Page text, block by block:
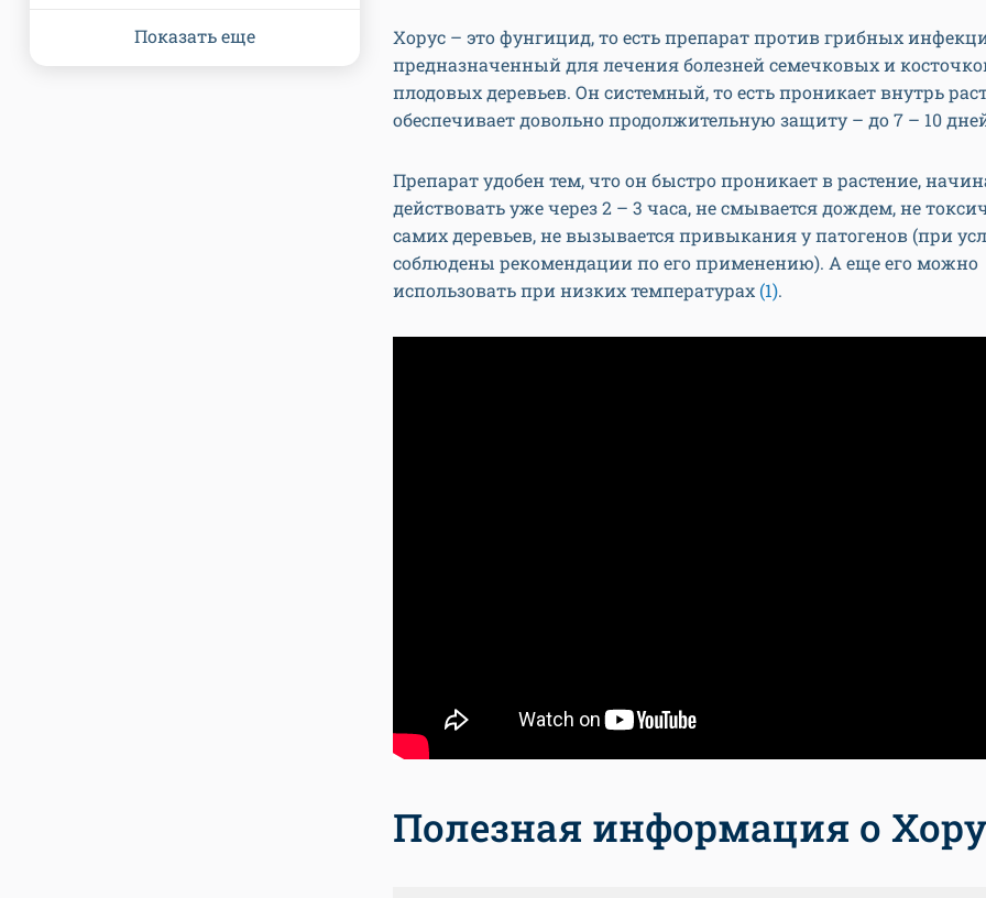
Хорус – это фунгицид, то есть препарат против грибных
предназначенный для лечения болезней семечковых и
плодовых деревьев. Он системный, то есть проникает внутрь
обеспечивает довольно продолжительную защиту – до 7 – 10
Препарат удобен тем, что он быстро проникает в растение,
действовать уже через 2 – 3 часа, не смывается дождем, не
самих деревьев, не вызывается привыкания у патогенов (при
соблюдены рекомендации по его применению). А еще его можно
использовать при низких температурах (1).
Полезная информация о
Показать еще